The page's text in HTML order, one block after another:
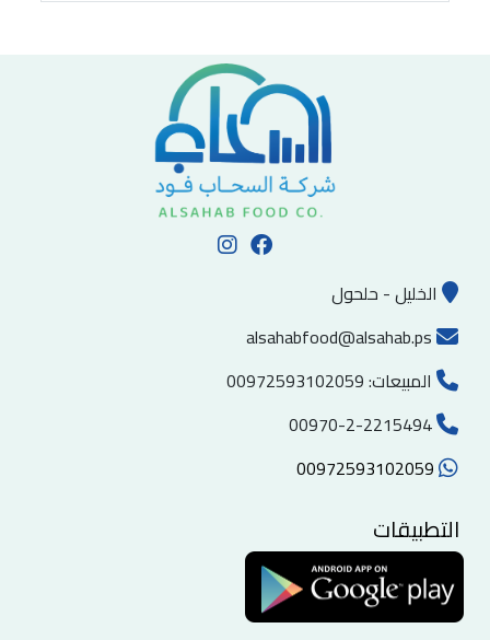
الخليل - حلحول
alsahabfood@alsahab.ps
المبيعات:00972593102059
التطبيقات